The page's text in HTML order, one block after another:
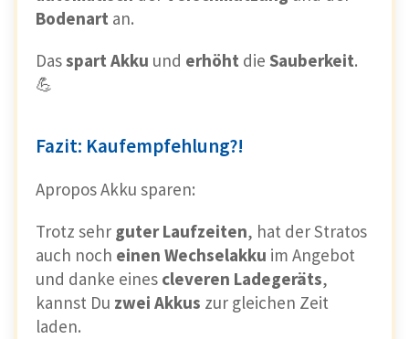
Bodenart an.
Dasspart Akku und erhöht die Sauberkeit.
💪
Fazit: Kaufempfehlung?!
Apropos Akku sparen:
Trotz sehr guter Laufzeiten, hat der Stratos
auch noch einen Wechselakku im Angebot
und danke eines cleveren Ladegeräts,
kannst Du zwei Akkus zur gleichen Zeit
laden.